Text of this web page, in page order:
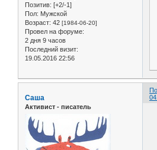
Позитив: [+2/-1]
Пол: Мужской
Возраст: 42 [1984-06-20]
Провел на форуме:
2 дня 9 часов
Последний визит:
19.05.2016 22:56
Саша
Активист - писатель